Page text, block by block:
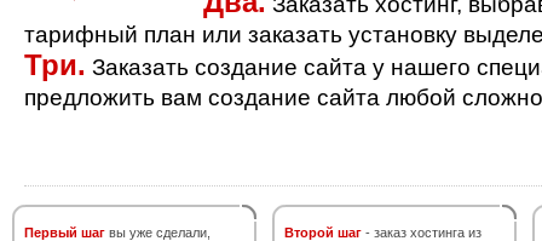
тарифный план или заказать установку
Три. Заказать создание сайта у нашего
предложить вам создание сайта любой
Первый шаг вы уже сделали,
Второй шаг - заказ хостинга из